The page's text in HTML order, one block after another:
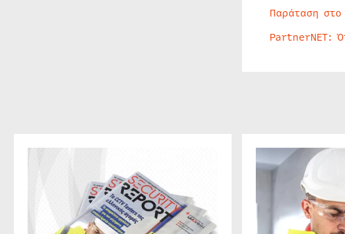
Παράταση
PartnerNET: